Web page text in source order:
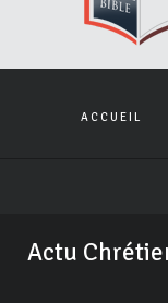
ACCUEIL
Actu